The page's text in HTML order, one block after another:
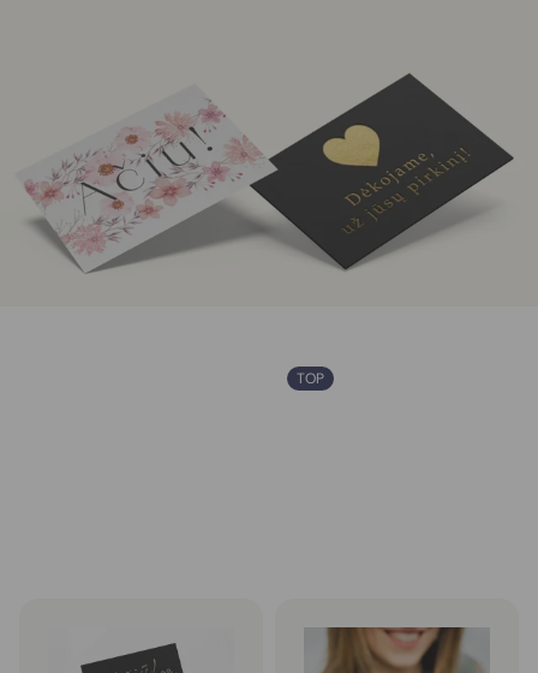
100 vnt. be PVM nuo
Standartinės padėkos kortelės
100 vnt. be PVM nuo
€ 14,90
TOP